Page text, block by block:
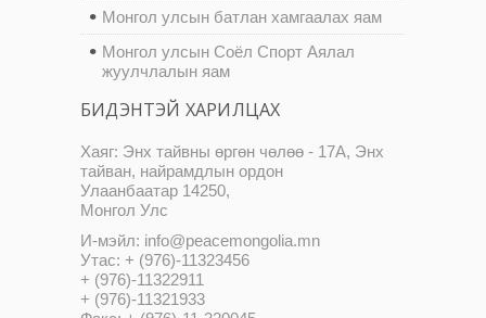
Монгол улсын батлан хамгаалах яам
Монгол улсын Соёл Спорт Аялал
жуулчлалын яам
БИДЭНТЭЙ ХАРИЛЦАХ
Хаяг: Энх тайвны өргөн чөлөө - 17А, Энх
тайван, найрамдлын ордон
Улаанбаатар 14250,
Монгол Улс
И-мэйл: info@peacemongolia.mn
Утас: + (976)-11323456
+ (976)-11322911
+ (976)-11321933